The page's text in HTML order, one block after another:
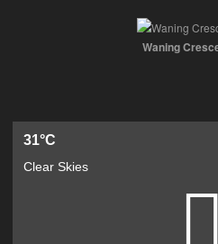
Waning
31°C
Clear Skies